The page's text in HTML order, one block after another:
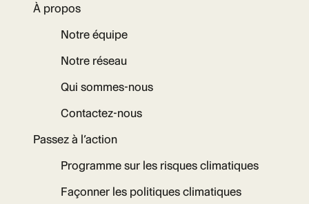
À propos
Notre équipe
Notre réseau
Qui sommes-nous
Contactez-nous
Passez à l’action
Programme sur les risques climatiques
Façonner les politiques climatiques